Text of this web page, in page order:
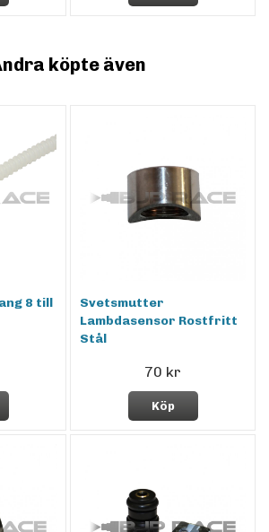
köpte även
8 till
Svetsmutter
Lambdasensor Rostfritt
Stål
70 kr
Köp